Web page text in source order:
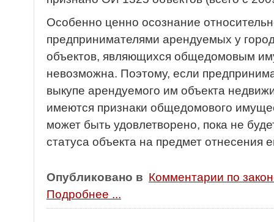
Особенно ценно осознание
предпринимателями арендуемых у
объектов, являющихся общедомовым
невозможна. Поэтому, если
выкупе арендуемого им объекта
имеются признаки общедомового
может быть удовлетворено, пока не
статуса объекта на предмет отнесения
Опубликовано в Комментарии по
Подробнее ...